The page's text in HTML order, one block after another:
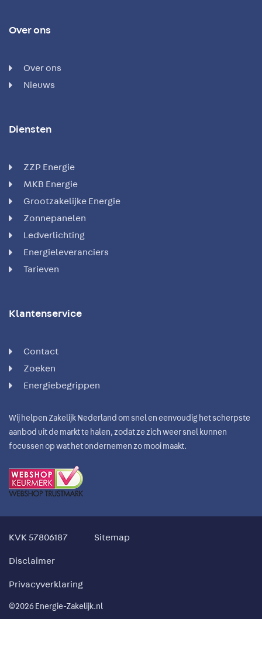
Over ons
Over ons
Nieuws
Diensten
ZZP Energie
MKB Energie
Grootzakelijke Energie
Zonnepanelen
Ledverlichting
Energieleveranciers
Tarieven
Klantenservice
Contact
Zoeken
Energiebegrippen
Wij helpen Zakelijk Nederland om snel en eenvoudig het scherpste
aanbod uit de markt te halen, zodat ze zich weer snel kunnen
focussen op wat het ondernemen zo mooi maakt.
©2026 Energie-Zakelijk.nl
Privacyverklaring
Disclaimer
Sitemap
KVK 57806187